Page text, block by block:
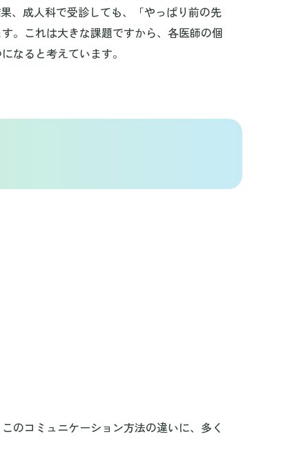
、成人科で受診しても、「やっぱり前の先
。これは大きな課題ですから、各医師の個
なると考えています。
のコミュニケーション方法の違いに、多く